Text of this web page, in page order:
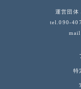
運営団体
tel.090-
mail
特